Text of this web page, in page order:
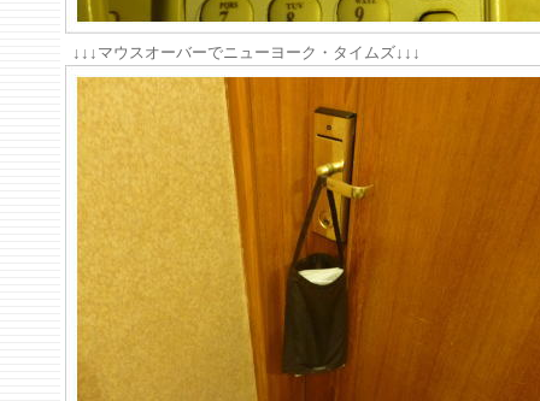
↓↓↓マウスオーバーでニューヨーク・タイムズ↓↓↓